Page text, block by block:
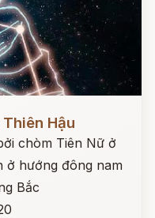
Hậu
chòm Tiên Nữ ở
ở hướng đông nam
Bắc